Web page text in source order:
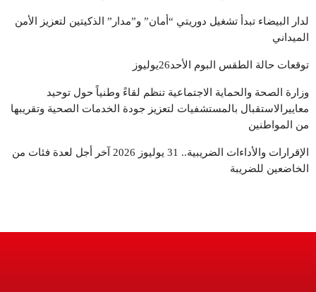
لدار البيضاء تبدأ تشغيل دوريتي “أمان” و”مدار” الذكيتين لتعزيز الأمن
الميداني
توقعات حالة الطقس البوم الأحد26يوليوز
وزارة الصحة والحماية الاجتماعية تنظم لقاءً وطنياً حول توحيد
معاييرالاستقبال بالمستشفيات لتعزيز جودة الخدمات الصحية وتقريبها
من المواطنين
الإقرارات والأداءات الضريبية.. 31 يوليوز 2026 آخر أجل لعدة فئات من
الخاضعين للضريبة